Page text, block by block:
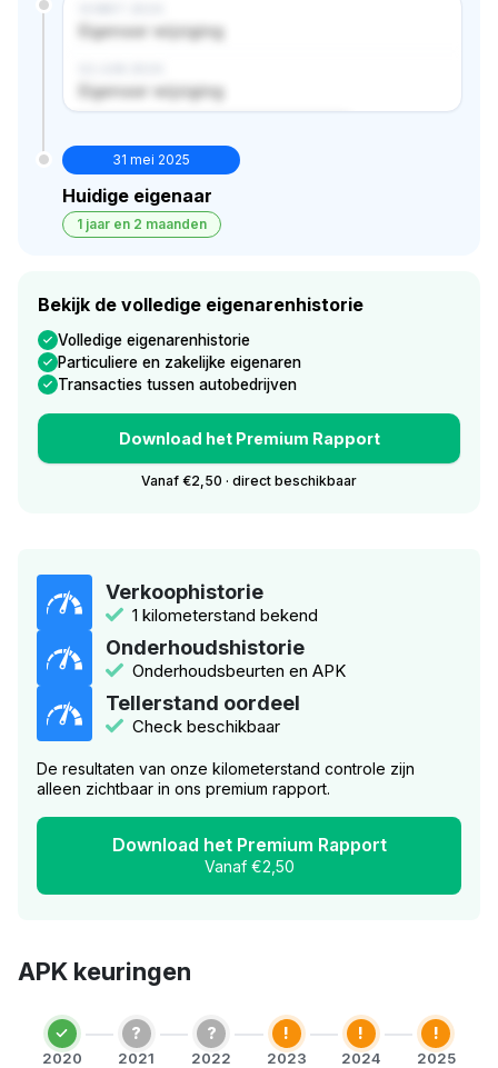
Eigenaar wijziging
Eigenaar wijziging
31 mei 2025
Huidige eigenaar
1 jaar en 2 maanden
Bekijk de volledige eigenarenhistorie
Volledige eigenarenhistorie
Particuliere en zakelijke eigenaren
Transacties tussen autobedrijven
Download het Premium Rapport
Vanaf €2,50 · direct beschikbaar
Verkoophistorie
1 kilometerstand bekend
Onderhoudshistorie
Onderhoudsbeurten en APK
Tellerstand oordeel
Check beschikbaar
De resultaten van onze kilometerstand controle zijn
alleen zichtbaar in ons premium rapport.
Download het Premium Rapport
Vanaf €2,50
APK keuringen
2020
?
2021
?
2022
!
2023
!
2024
!
2025